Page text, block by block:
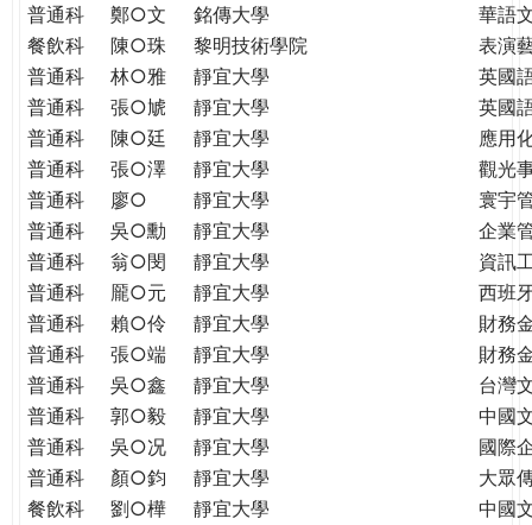
普通科
鄭○文 銘傳大學
華語
餐飲科
陳○珠 黎明技術學院
表演
普通科
林○雅 靜宜大學
英國
普通科
張○虓 靜宜大學
英國
普通科
陳○廷 靜宜大學
應用
普通科
張○澤 靜宜大學
觀光
普通科
廖○ 靜宜大學
寰宇
普通科
吳○勳 靜宜大學
企業
普通科
翁○閔 靜宜大學
資訊
普通科
龎○元 靜宜大學
西班
普通科
賴○伶 靜宜大學
財務
普通科
張○端 靜宜大學
財務
普通科
吳○鑫 靜宜大學
台灣
普通科
郭○毅 靜宜大學
中國
普通科
吳○况 靜宜大學
國際
普通科
顏○鈞 靜宜大學
大眾
餐飲科
劉○樺 靜宜大學
中國